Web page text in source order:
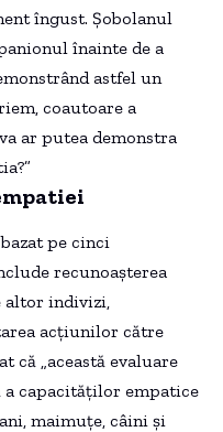
îngust. Șobolanul
înainte de a
astfel un
coautoare a
ar putea demonstra
pe cinci
recunoașterea
altor indivizi,
acțiunilor către
că „această evaluare
a capacităților empatice
maimuțe, câini și